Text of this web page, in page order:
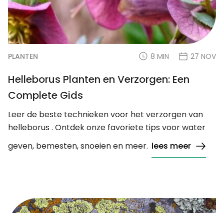
PLANTEN 8 MIN 27 NOV
Helleborus Planten en Verzorgen: Een
Complete Gids
Leer de beste technieken voor het verzorgen van
helleborus . Ontdek onze favoriete tips voor water
geven, bemesten, snoeien en meer. lees meer